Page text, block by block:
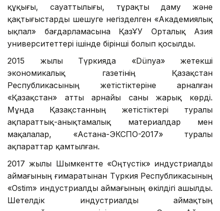
құқығы, сауаттылығы, тұрақты даму және
қақтығыстарды шешуге негізделген «Академиялық
ықпал» бағдарламасына ҚазҰУ Орталық Азия
университеттері ішінде бірінші болып қосылды.
2015 жылы Түркияда «Dünya» жетекші
экономикалық газетінің Қазақстан
Республикасының жетістіктеріне арналған
«Қазақстан» атты арнайы саны жарық көрді.
Мұнда Қазақстанның жетістіктері туралы
ақпараттық-анықтамалық материалдар мен
мақалалар, «Астана-ЭКСПО-2017» туралы
ақпараттар қамтылған.
2017 жылы Шымкентте «Оңтүстік» индустриалды
аймағының ғимаратынан Түркия Республикасының
«Ostim» индустриалды аймағының өкілдігі ашылды.
Шетелдік индустриалды аймақтың